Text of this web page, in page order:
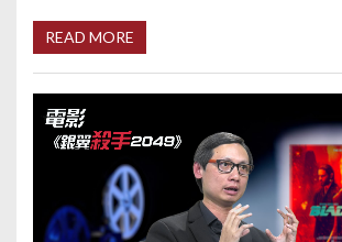
READ MORE